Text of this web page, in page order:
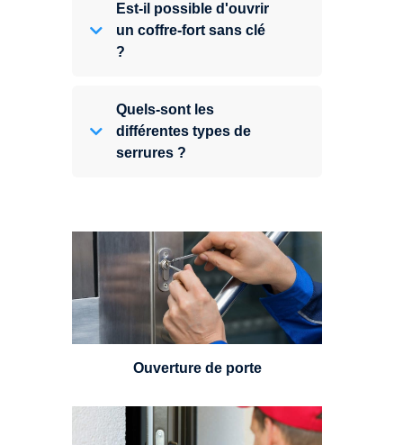
Est-il possible d'ouvrir
un coffre-fort sans clé
?
Quels-sont les
différentes types de
serrures ?
Vous avez perdu vos clés ou la
porte s'est refermée derrière vous
? Un serrurier est disponible
24h/7.
Ouverture de porte
Un serrurier sera en mesure de